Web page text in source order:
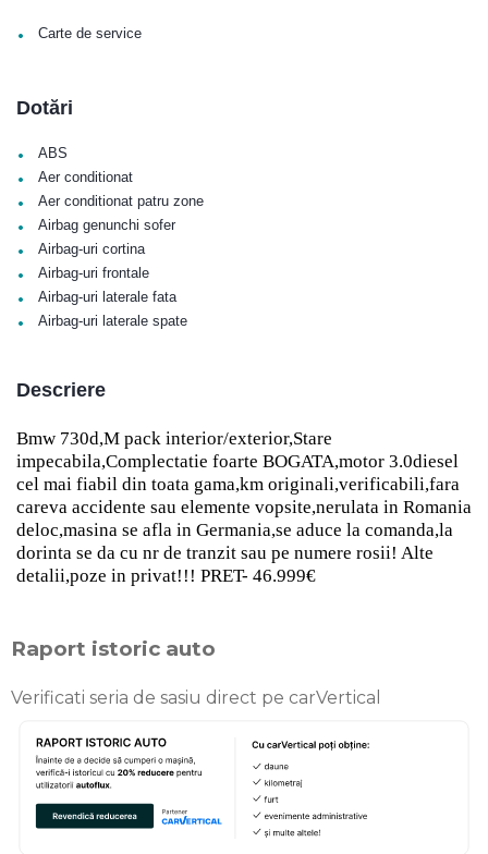
• Carte de service
Dotări
• ABS
• Aer conditionat
• Aer conditionat patru zone
• Airbag genunchi sofer
• Airbag-uri cortina
• Airbag-uri frontale
• Airbag-uri laterale fata
• Airbag-uri laterale spate
Descriere
Bmw 730d,M pack interior/exterior,Stare
impecabila,Complectatie foarte BOGATA,motor 3.0diesel
cel mai fiabil din toata gama,km originali,verificabili,fara
careva accidente sau elemente vopsite,nerulata in Romania
deloc,masina se afla in Germania,se aduce la comanda,la
dorinta se da cu nr de tranzit sau pe numere rosii! Alte
detalii,poze in privat!!! PRET- 46.999€
Raport istoric auto
Verificati seria de sasiu direct pe carVertical